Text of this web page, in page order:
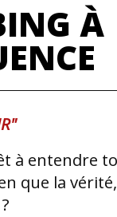
À
à entendre
que la